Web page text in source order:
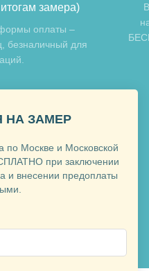
замера)
оплаты –
безналичный для
НА ЗАМЕР
Москве и Московской
при заключении
и внесении предоплаты